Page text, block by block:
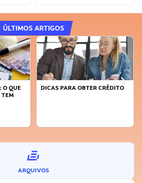
ÚLTIMOS ARTIGOS
O QUE
DICAS PARA OBTER CRÉDITO
ARQUIVOS